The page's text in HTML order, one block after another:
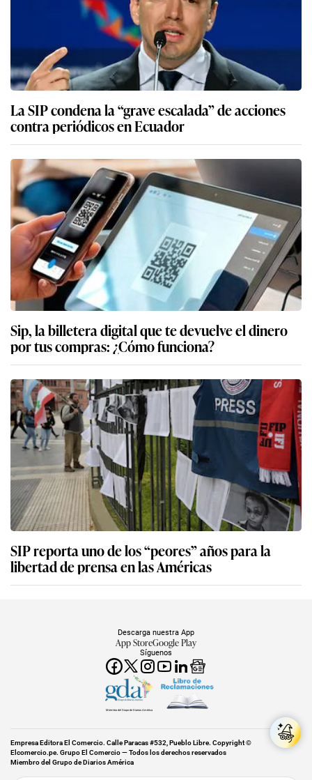
La SIP condena la “grave escalada” de acciones
contra periódicos en Ecuador
Sip, la billetera digital que te devuelve el dinero
por tus compras: ¿Cómo funciona?
SIP reporta uno de los “peores” años para la
libertad de prensa en las Américas
Síguenos
Descarga nuestra App
App StoreGoogle Play
Miembro del Grupo de Diarios América
Empresa Editora El Comercio. Calle Paracas #532, Pueblo Libre. Copyright ©
Elcomercio.pe. Grupo El Comercio — Todos los derechos reservados
Miembro del Grupo de Diarios América